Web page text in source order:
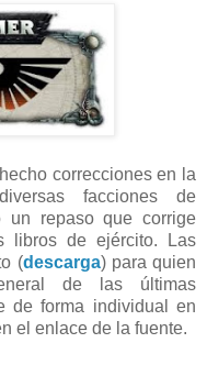
correcciones en la
facciones de
repaso que corrige
libros de ejército. Las
(descarga) para quien
de las últimas
de forma individual en
el enlace de la fuente.